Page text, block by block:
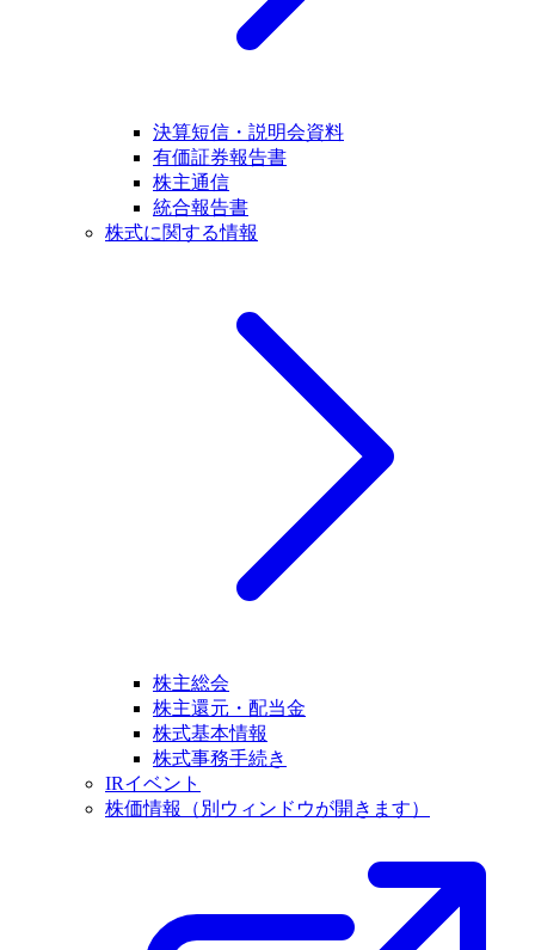
決算短信・説明会資料
有価証券報告書
株主通信
統合報告書
株式に関する情報
株主総会
株主還元・配当金
株式基本情報
株式事務手続き
IRイベント
株価情報
（別ウィンドウが開きます）